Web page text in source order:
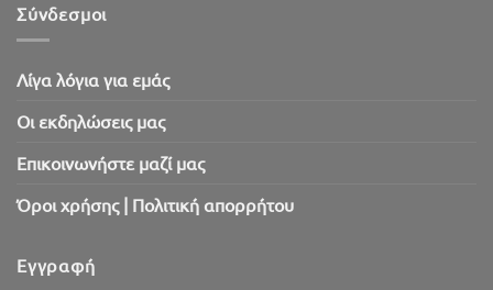
Σύνδεσμοι
Λίγα λόγια για εμάς
Oι εκδηλώσεις μας
Επικοινωνήστε μαζί μας
Όροι χρήσης | Πολιτική απορρήτου
Εγγραφή